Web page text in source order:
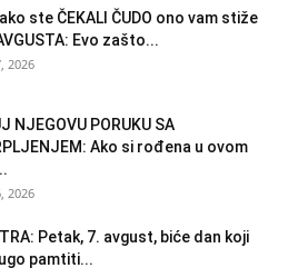
ste ČEKALI ČUDO ono vam stiže
Evo zašto...
2026
NJEGOVU PORUKU SA
Ako si rođena u ovom
2026
Petak, 7. avgust, biće dan koji
pamtiti...